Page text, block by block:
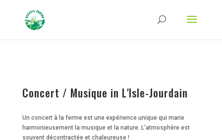
Type-Options Referrer-Policy Permissions-Policy
ga('require', 'GTM-TFCVLFN');
Concert / Musique in L'Isle-Jourdain
Un concert à la ferme est une expérience unique qui marie
harmonieusement la musique et la nature. L’atmosphère est
souvent décontractée et chaleureuse !